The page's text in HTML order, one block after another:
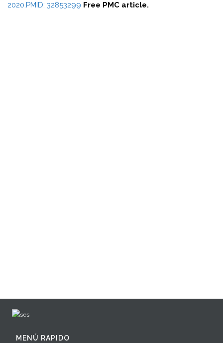
2020.PMID: 32853299 Free PMC article.
MENÚ RAPIDO